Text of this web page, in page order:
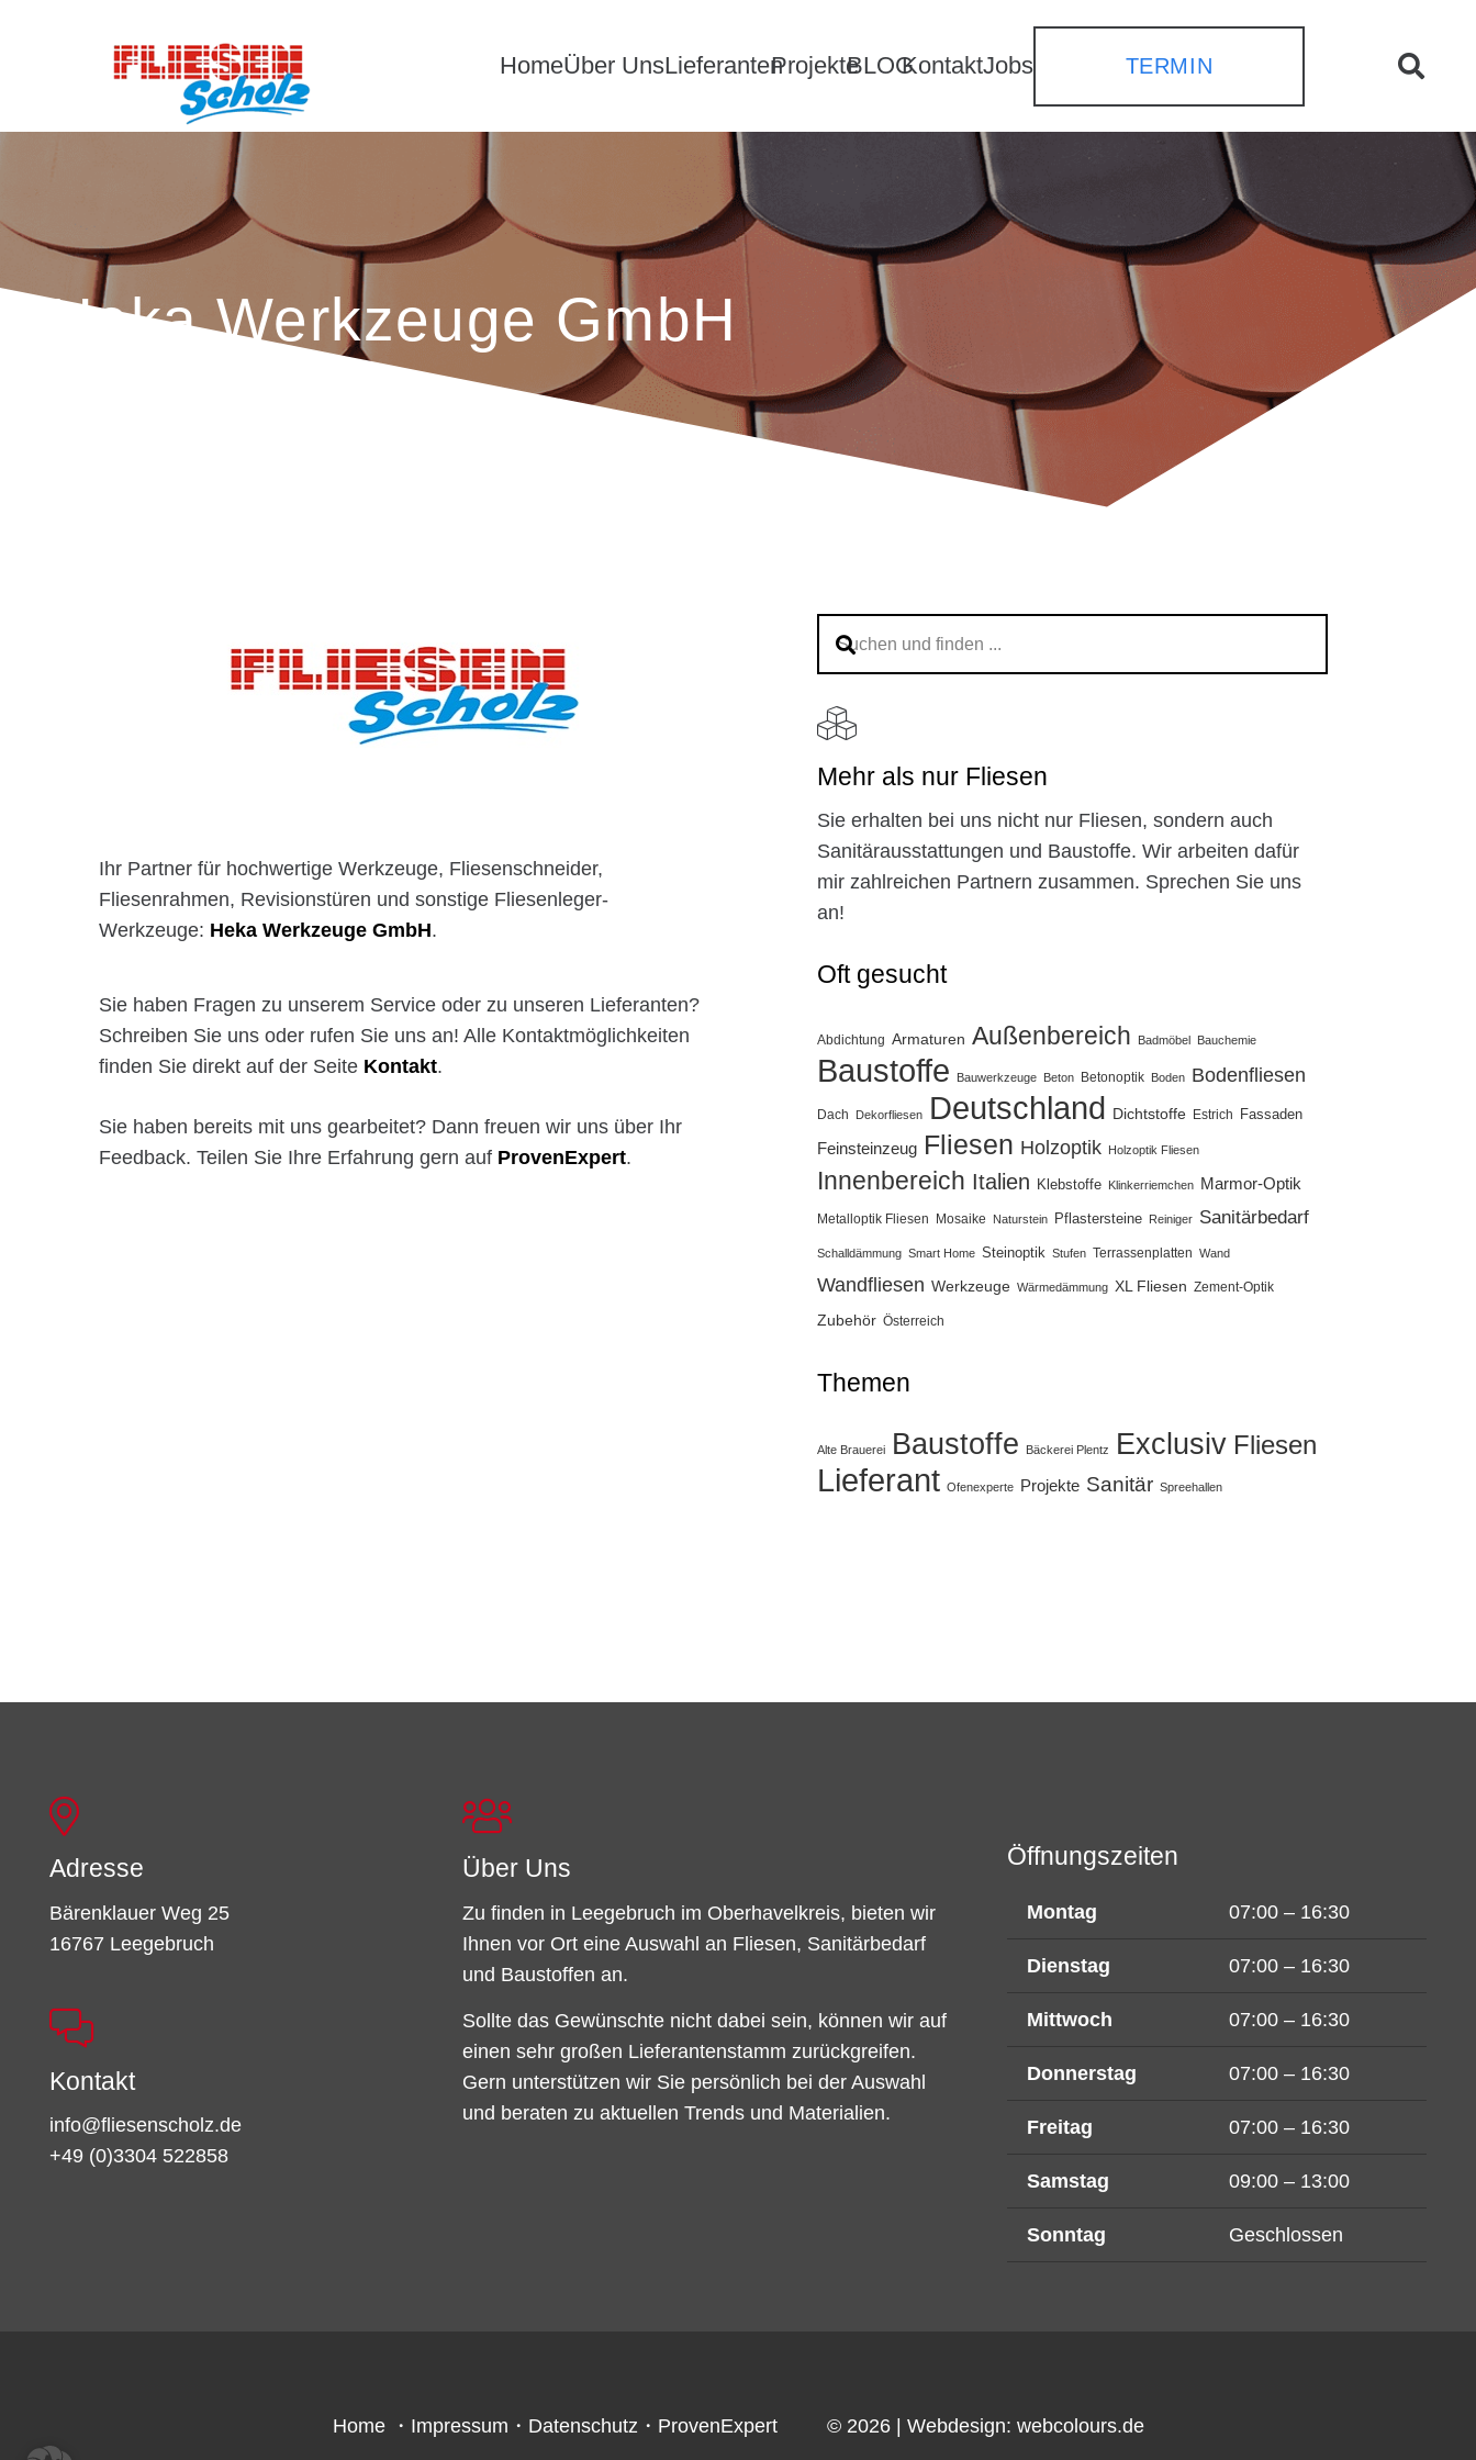
HomeÜber UnsLieferantenProjekteBLOGKontaktJobs TERMIN
Heka Werkzeuge GmbH
Ihr Partner für hochwertige Werkzeuge, Fliesenschneider,
Fliesenrahmen, Revisionstüren und sonstige Fliesenleger-
Werkzeuge: Heka Werkzeuge GmbH.
Sie haben Fragen zu unserem Service oder zu unseren Lieferanten?
Schreiben Sie uns oder rufen Sie uns an! Alle Kontaktmöglichkeiten
finden Sie direkt auf der Seite Kontakt.
Sie haben bereits mit uns gearbeitet? Dann freuen wir uns über Ihr
Feedback. Teilen Sie Ihre Erfahrung gern auf ProvenExpert.
Mehr als nur Fliesen
Sie erhalten bei uns nicht nur Fliesen, sondern auch
Sanitärausstattungen und Baustoffe. Wir arbeiten dafür
mir zahlreichen Partnern zusammen. Sprechen Sie uns
an!
Oft gesucht
Abdichtung Armaturen Außenbereich Badmöbel Bauchemie
Baustoffe Bauwerkzeuge Beton Betonoptik Boden Bodenfliesen
Dach Dekorfliesen Deutschland Dichtstoffe Estrich Fassaden
Feinsteinzeug Fliesen Holzoptik Holzoptik Fliesen
Innenbereich Italien Klebstoffe Klinkerriemchen Marmor-Optik
Metalloptik Fliesen Mosaike Naturstein Pflastersteine Reiniger Sanitärbedarf
Schalldämmung Smart Home Steinoptik Stufen Terrassenplatten Wand
Wandfliesen Werkzeuge Wärmedämmung XL Fliesen Zement-Optik
Zubehör Österreich
Themen
Alte Brauerei Baustoffe Bäckerei Plentz Exclusiv Fliesen
Lieferant Ofenexperte Projekte Sanitär Spreehallen
Adresse
Bärenklauer Weg 25
16767 Leegebruch
Kontakt
info@fliesenscholz.de
+49 (0)3304 522858
Über Uns
Zu finden in Leegebruch im Oberhavelkreis, bieten wir
Ihnen vor Ort eine Auswahl an Fliesen, Sanitärbedarf
und Baustoffen an.
Sollte das Gewünschte nicht dabei sein, können wir auf
einen sehr großen Lieferantenstamm zurückgreifen.
Gern unterstützen wir Sie persönlich bei der Auswahl
und beraten zu aktuellen Trends und Materialien.
Öffnungszeiten
Montag 07:00 – 16:30
Dienstag 07:00 – 16:30
Mittwoch 07:00 – 16:30
Donnerstag 07:00 – 16:30
Freitag 07:00 – 16:30
Samstag 09:00 – 13:00
Sonntag Geschlossen
Home ・ Impressum ・ Datenschutz ・ ProvenExpert © 2026 | Webdesign: webcolours.de